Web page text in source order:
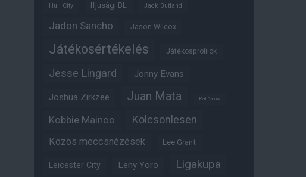
Hull City Ifjúsági BL Jack Butland
Jadon Sancho Jason Wilcox
Játékosértékelés Játékosprofilok
Jesse Lingard Jonny Evans
Joshua Zirkzee Juan Mata Karl Darlow
Kobbie Mainoo Kölcsönlesen
Közös meccsnézések Lee Grant
Leicester City Leny Yoro Ligakupa